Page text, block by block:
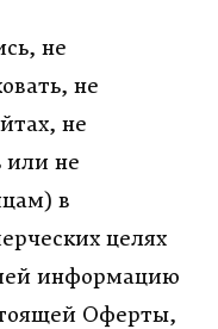
не
не
не
или не
в
целях
информацию
Оферты,